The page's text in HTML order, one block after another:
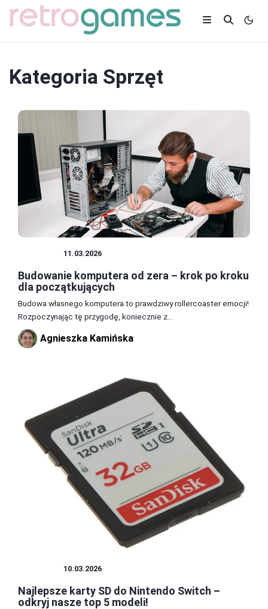
Kategoria Sprzęt
11.03.2026
Budowanie komputera od zera – krok po kroku
dla początkujących
Budowa własnego komputera to prawdziwy rollercoaster emocji!
Rozpoczynając tę przygodę, koniecznie z...
Agnieszka Kamińska
10.03.2026
Najlepsze karty SD do Nintendo Switch –
odkryj nasze top 5 modeli!